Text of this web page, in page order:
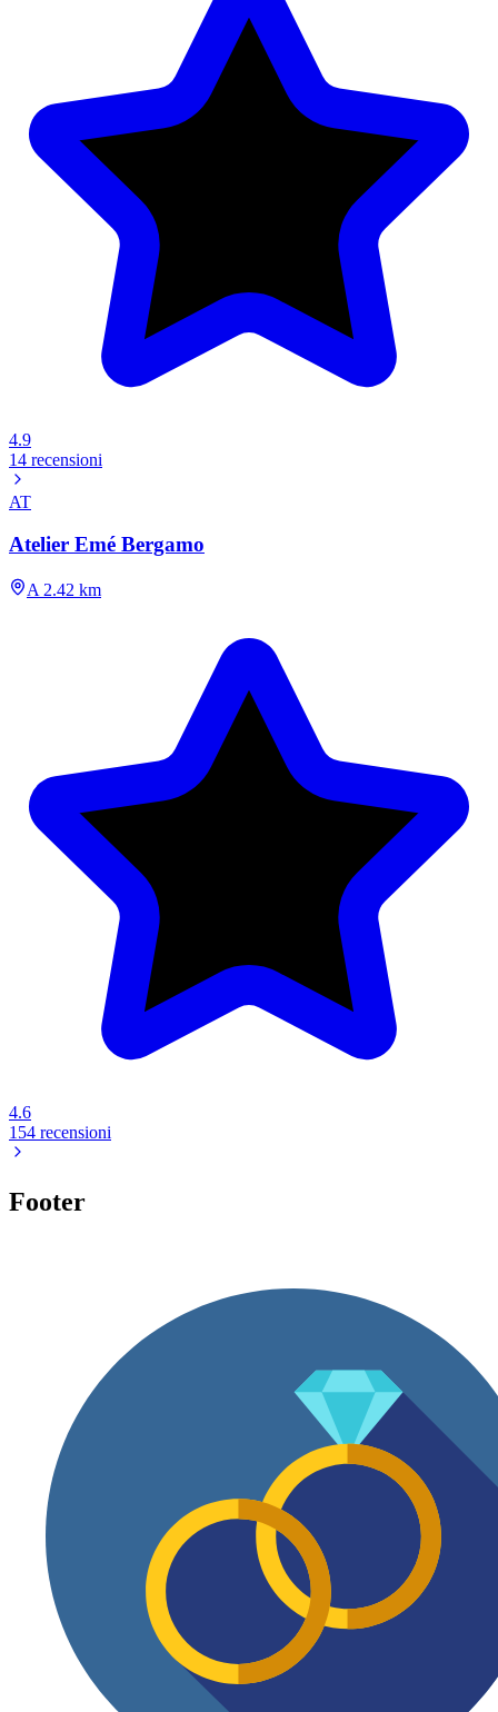
4.9
14 recensioni
AT
Atelier Emé Bergamo
A 2.42 km
4.6
154 recensioni
Footer